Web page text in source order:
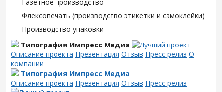
Газетное производство
Флексопечать (производство этикетки и самоклейки)
Производство упаковки
Типография Импресс Медиа
Описание проекта Презентация Отзыв Пресс-релиз О
компании
Типография Импресс Медиа
Описание проекта Презентация Отзыв Пресс-релиз